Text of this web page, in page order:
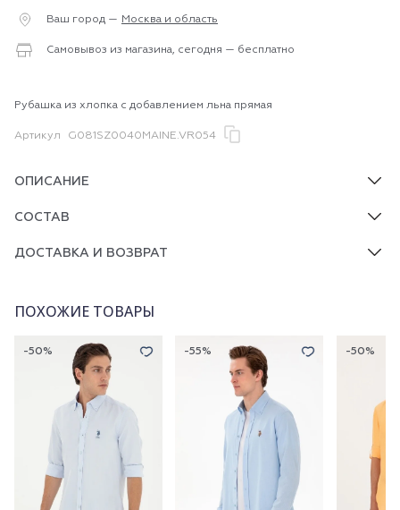
Ваш город — Москва и область
Самовывоз из магазина, сегодня — бесплатно
Рубашка из хлопка с добавлением льна прямая
Артикул G081SZ0040MAINE.VR054
ОПИСАНИЕ
СОСТАВ
ДОСТАВКА И ВОЗВРАТ
ПОХОЖИЕ ТОВАРЫ
-50% -55% -50%